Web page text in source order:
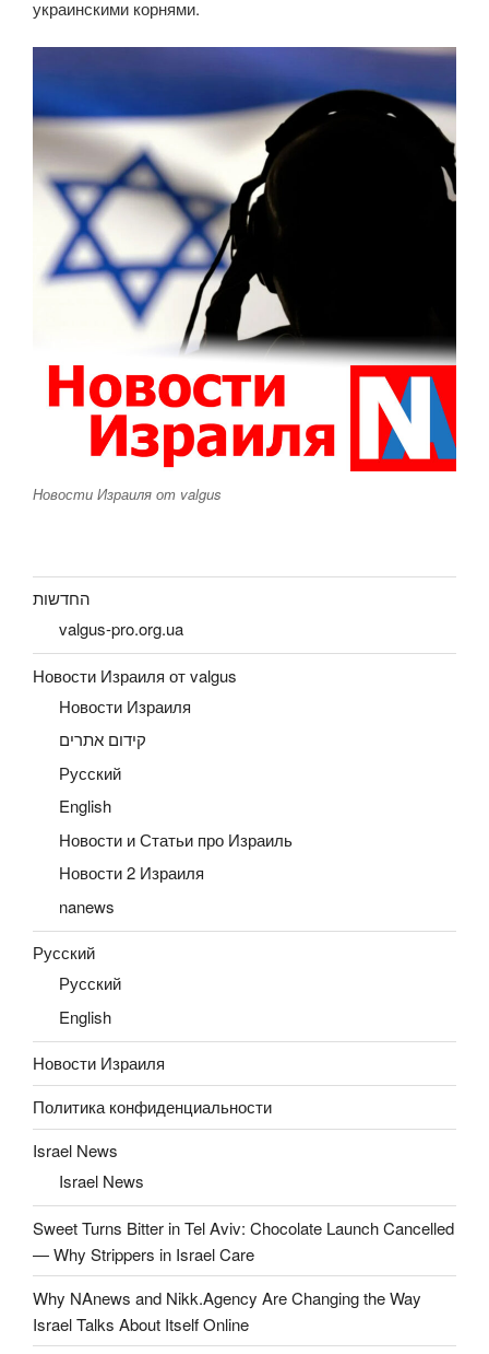
украинскими корнями.
Новости Израиля от valgus
החדשות
valgus-pro.org.ua
Новости Израиля от valgus
Новости Израиля
קידום אתרים
Русский
English
Новости и Статьи про Израиль
Новости 2 Израиля
nanews
Русский
Русский
English
Новости Израиля
Политика конфиденциальности
Israel News
Israel News
Sweet Turns Bitter in Tel Aviv: Chocolate Launch Cancelled
— Why Strippers in Israel Care
Why NAnews and Nikk.Agency Are Changing the Way
Israel Talks About Itself Online